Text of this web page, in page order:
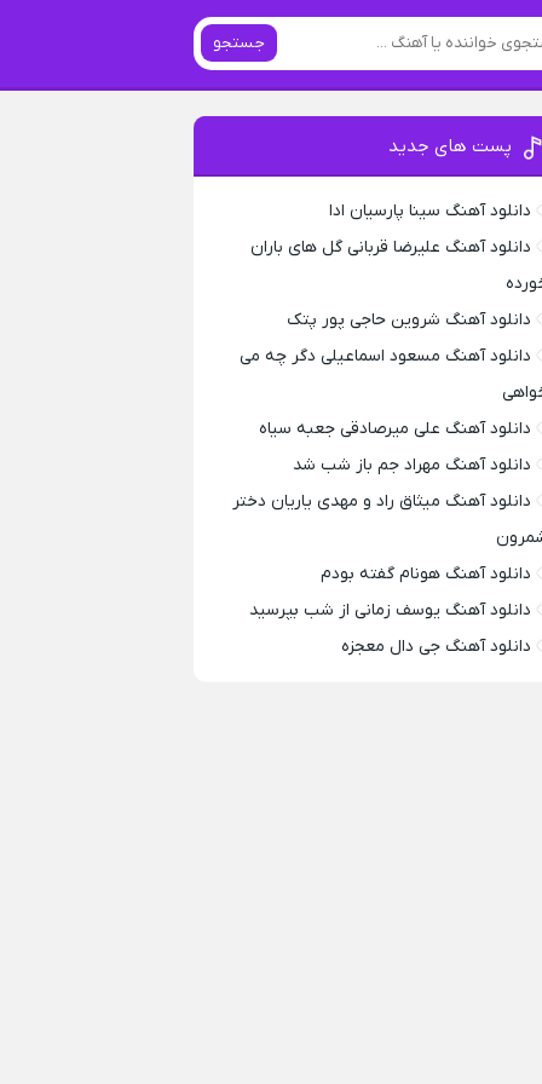
جستجو
پست های جدید
دانلود آهنگ سینا پارسیان ادا
دانلود آهنگ علیرضا قربانی گل های باران
دانلود آهنگ شروین حاجی پور پتک
دانلود آهنگ مسعود اسماعیلی دگر چه می
دانلود آهنگ علی میرصادقی جعبه سیاه
دانلود آهنگ مهراد جم باز شب شد
دانلود آهنگ میثاق راد و مهدی یاریان دختر
دانلود آهنگ هونام گفته بودم
دانلود آهنگ یوسف زمانی از شب بپرسید
دانلود آهنگ جی دال معجزه